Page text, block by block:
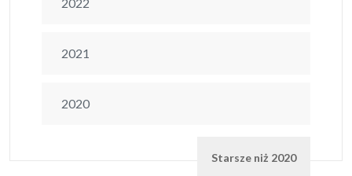
2021
2020
Starsze niż 2020